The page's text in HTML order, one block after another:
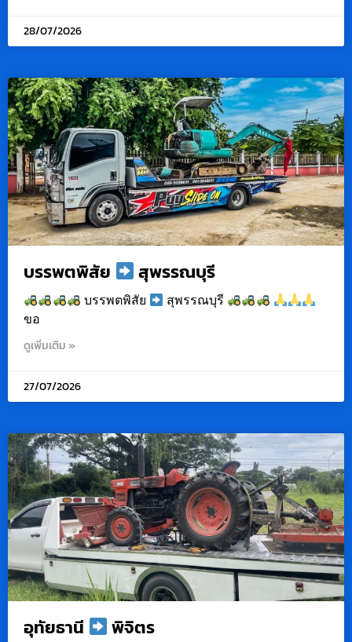
28/07/2026
บรรพตพิสัย สุพรรณบุรี
บรรพตพิสัย
สุพรรณบุรี
ขอ
ดูเพิ่มเติม »
27/07/2026
อุทัยธานี พิจิตร